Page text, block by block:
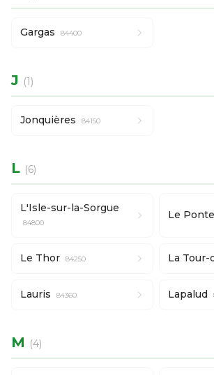
Gargas 84400
J (1)
Jonquières 84150
L (6)
L'Isle-sur-la-Sorgue
84800
Le
Le Thor 84250 La Tour-
Lauris 84360 Lapalud
M (4)